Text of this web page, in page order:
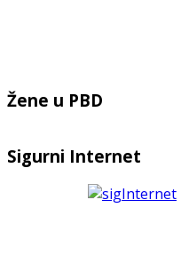
Žene u PBD
Sigurni Internet